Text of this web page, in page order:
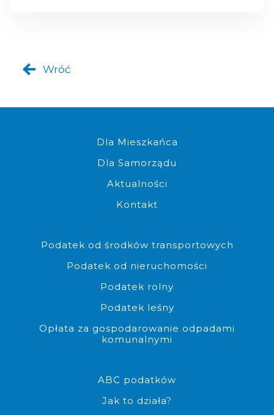
Wróć
Komplet dokumentów do
Dla Mieszkańca
Dla Samorządu
Aktualności
Kontakt
Możliwość złożenia
Podatek od środków transportowych
Podatek od nieruchomości
Podatek rolny
Podatek leśny
Opłata za gospodarowanie odpadami
komunalnymi
Możliwość pobrania
ABC podatków
Jak to działa?